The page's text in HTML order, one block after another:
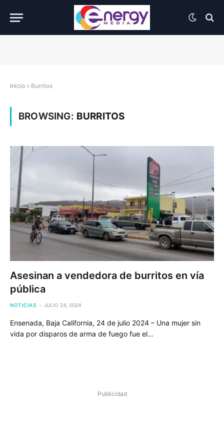
Inicio » Burritos
BROWSING: BURRITOS
Asesinan a vendedora de burritos en vía
pública
NOTICIAS JULIO 24, 2024
Ensenada, Baja California, 24 de julio 2024 – Una mujer sin
vida por disparos de arma de fuego fue el…
Publicidad